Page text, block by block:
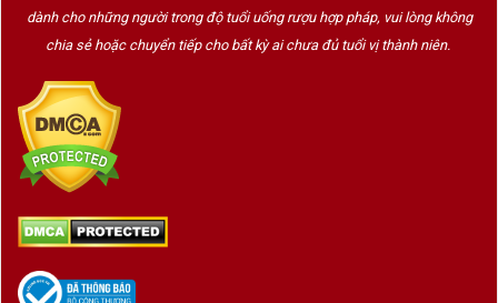
dành cho những người trong độ tuổi uống rượu hợp pháp, vui lòng không
chia sẻ hoặc chuyển tiếp cho bất kỳ ai chưa đủ tuổi vị thành niên.